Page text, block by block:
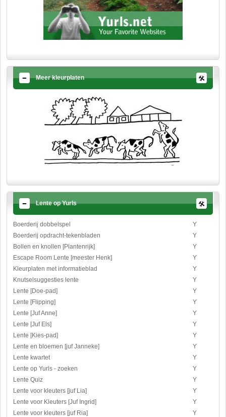
Meer kleurplaten
Lente op Yurls
Boerderij dobbelspel
Y
Boerderij opdracht-tekenbladen
Y
Bollen en knollen [Plantenrijk]
Y
Escape Room Lente [meester Henk]
Y
Kleurplaten met informatieblad
Y
Knutselsuggesties lente
Y
Lente [Doe-pad]
Y
Lente [Flipping]
Y
Lente [Juf Anne]
Y
Lente [Juf Els]
Y
Lente [Kies-pad]
Y
Lente en bloemen [juf Janneke]
Y
Lente kwartet
Y
Lente op Yurls - zoeken
Y
Lente Quiz
Y
Lente voor kleuters [juf Lia]
Y
Lente voor Kleuters [Juf Ingrid]
Y
Lente voor kleuters [juf Ria]
Y